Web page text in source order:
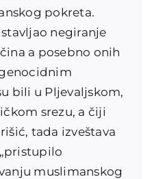
pokreta.
negiranje
a posebno onih
bili u Pljevaljskom,
srezu, a čiji
tada izveštava
muslimanskog